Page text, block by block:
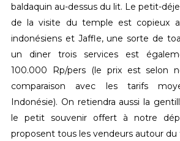
baldaquin au-dessus du lit. Le petit-
de la visite du temple est copieux
indonésiens et Jaffle, une sorte de
un diner trois services est
100.000 Rp/pers (le prix est selon
comparaison avec les tarifs
Indonésie). On retiendra aussi la
le petit souvenir offert à notre
proposent tous les vendeurs autour du